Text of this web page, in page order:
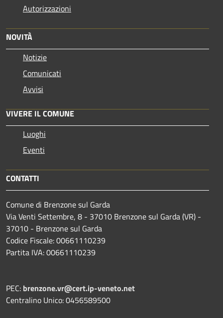
Autorizzazioni
NOVITÀ
Notizie
Comunicati
Avvisi
VIVERE IL COMUNE
Luoghi
Eventi
CONTATTI
Comune di Brenzone sul Garda
Via Venti Settembre, 8 - 37010 Brenzone sul Garda (VR) -
37010 - Brenzone sul Garda
Codice Fiscale: 00661110239
Partita IVA: 00661110239
PEC: brenzone.vr@cert.ip-veneto.net
Centralino Unico: 0456589500